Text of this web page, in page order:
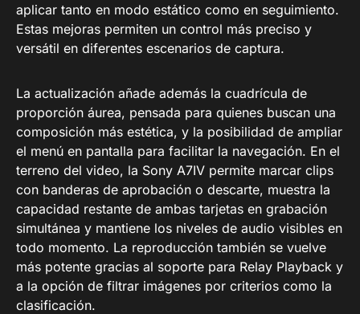
aplicar tanto en modo estático como en seguimiento.
Estas mejoras permiten un control más preciso y
versátil en diferentes escenarios de captura.
La actualización añade además la cuadrícula de
proporción áurea, pensada para quienes buscan una
composición más estética, y la posibilidad de ampliar
el menú en pantalla para facilitar la navegación. En el
terreno del video, la Sony A7IV permite marcar clips
con banderas de aprobación o descarte, muestra la
capacidad restante de ambas tarjetas en grabación
simultánea y mantiene los niveles de audio visibles en
todo momento. La reproducción también se vuelve
más potente gracias al soporte para Relay Playback y
a la opción de filtrar imágenes por criterios como la
clasificación.